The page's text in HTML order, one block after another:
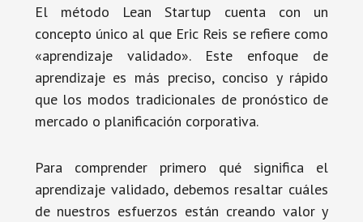
El método Lean Startup cuenta con un
concepto único al que Eric Reis se refiere como
«aprendizaje validado». Este enfoque de
aprendizaje es más preciso, conciso y rápido
que los modos tradicionales de pronóstico de
mercado o planificación corporativa.
Para comprender primero qué significa el
aprendizaje validado, debemos resaltar cuáles
de nuestros esfuerzos están creando valor y